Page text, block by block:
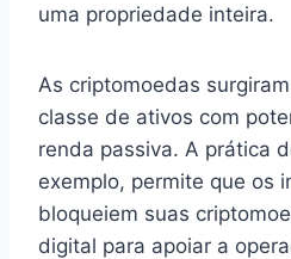
uma propriedade inteira.
As criptomoedas
classe de ativos com
renda passiva. A prática
exemplo, permite que os
bloqueiem suas
digital para apoiar a